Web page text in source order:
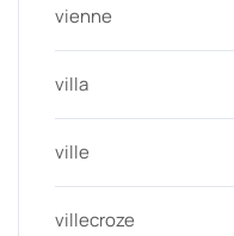
vienne
villa
ville
villecroze